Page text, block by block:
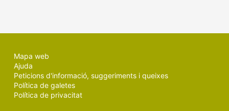
Mapa web
Ajuda
Peticions d'informació, suggeriments i queixes
Política de galetes
Política de privacitat